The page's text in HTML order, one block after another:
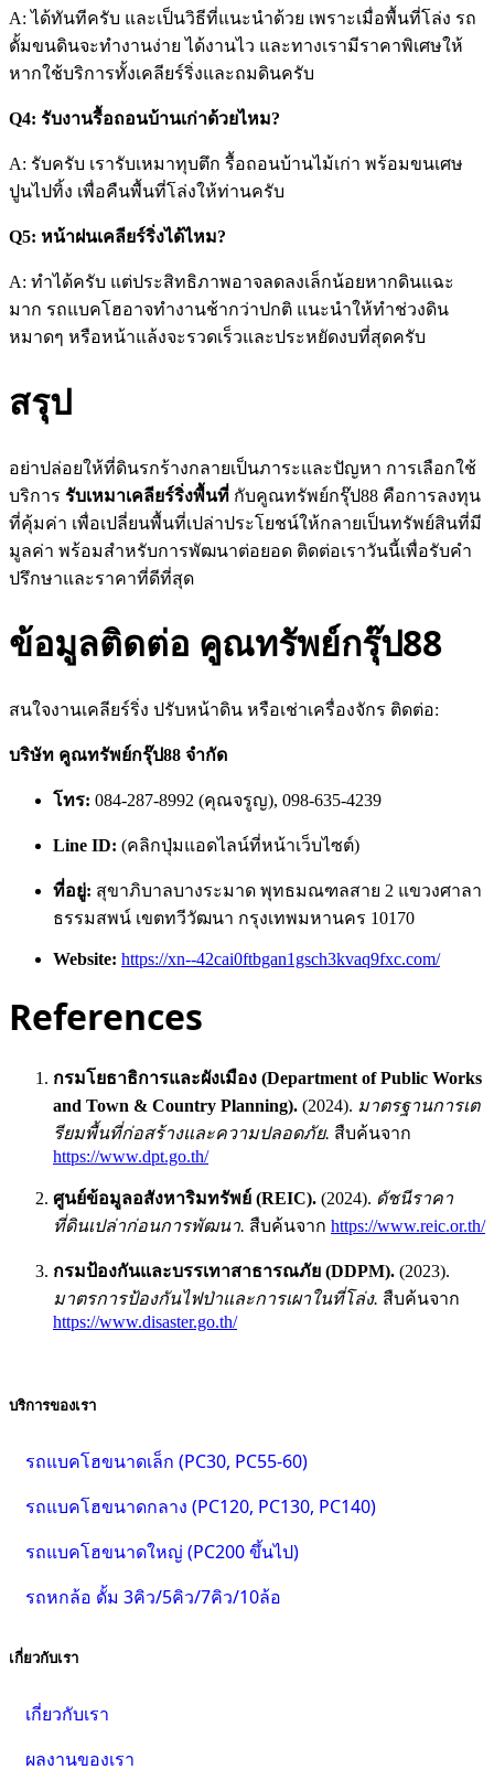
A: ได้ทันทีครับ และเป็นวิธีที่แนะนำด้วย เพราะเมื่อพื้นที่โล่ง รถ
ดั้มขนดินจะทำงานง่าย ได้งานไว และทางเรามีราคาพิเศษให้
หากใช้บริการทั้งเคลียร์ริ่งและถมดินครับ
Q4: รับงานรื้อถอนบ้านเก่าด้วยไหม?
A: รับครับ เรารับเหมาทุบตึก รื้อถอนบ้านไม้เก่า พร้อมขนเศษ
ปูนไปทิ้ง เพื่อคืนพื้นที่โล่งให้ท่านครับ
Q5: หน้าฝนเคลียร์ริ่งได้ไหม?
A: ทำได้ครับ แต่ประสิทธิภาพอาจลดลงเล็กน้อยหากดินแฉะ
มาก รถแบคโฮอาจทำงานช้ากว่าปกติ แนะนำให้ทำช่วงดิน
หมาดๆ หรือหน้าแล้งจะรวดเร็วและประหยัดงบที่สุดครับ
สรุป
อย่าปล่อยให้ที่ดินรกร้างกลายเป็นภาระและปัญหา การเลือกใช้
บริการ รับเหมาเคลียร์ริ่งพื้นที่ กับคูณทรัพย์กรุ๊ป88 คือการลงทุน
ที่คุ้มค่า เพื่อเปลี่ยนพื้นที่เปล่าประโยชน์ให้กลายเป็นทรัพย์สินที่มี
มูลค่า พร้อมสำหรับการพัฒนาต่อยอด ติดต่อเราวันนี้เพื่อรับคำ
ปรึกษาและราคาที่ดีที่สุด
ข้อมูลติดต่อ คูณทรัพย์กรุ๊ป88
สนใจงานเคลียร์ริ่ง ปรับหน้าดิน หรือเช่าเครื่องจักร ติดต่อ:
บริษัท คูณทรัพย์กรุ๊ป88 จำกัด
โทร: 084-287-8992 (คุณจรูญ), 098-635-4239
Line ID: (คลิกปุ่มแอดไลน์ที่หน้าเว็บไซต์)
ที่อยู่: สุขาภิบาลบางระมาด พุทธมณฑลสาย 2 แขวงศาลา
ธรรมสพน์ เขตทวีวัฒนา กรุงเทพมหานคร 10170
Website: https://xn--42cai0ftbgan1gsch3kvaq9fxc.com/
References
กรมโยธาธิการและผังเมือง (Department of Public Works
and Town & Country Planning). (2024). มาตรฐานการเต
รียมพื้นที่ก่อสร้างและความปลอดภัย. สืบค้นจาก
https://www.dpt.go.th/
ศูนย์ข้อมูลอสังหาริมทรัพย์ (REIC). (2024). ดัชนีราคา
ที่ดินเปล่าก่อนการพัฒนา. สืบค้นจาก https://www.reic.or.th/
กรมป้องกันและบรรเทาสาธารณภัย (DDPM). (2023).
มาตรการป้องกันไฟป่าและการเผาในที่โล่ง. สืบค้นจาก
https://www.disaster.go.th/
บริการของเรา
รถแบคโฮขนาดเล็ก (PC30, PC55-60)
รถแบคโฮขนาดกลาง (PC120, PC130, PC140)
รถแบคโฮขนาดใหญ่ (PC200 ขึ้นไป)
รถหกล้อ ดั้ม 3คิว/5คิว/7คิว/10ล้อ
เกี่ยวกับเรา
เกี่ยวกับเรา
ผลงานของเรา